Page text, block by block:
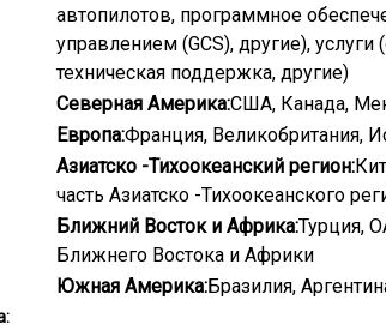
автопилотов, программное
управлением (GCS), другие),
техническая поддержка, другие)
Северная Америка:США, Канада,
Европа:Франция, Великобритания,
Азиатско -Тихоокеанский регион:
часть Азиатско -Тихоокеанского
Ближний Восток и Африка:Турция,
Ближнего Востока и Африки
Южная Америка:Бразилия,